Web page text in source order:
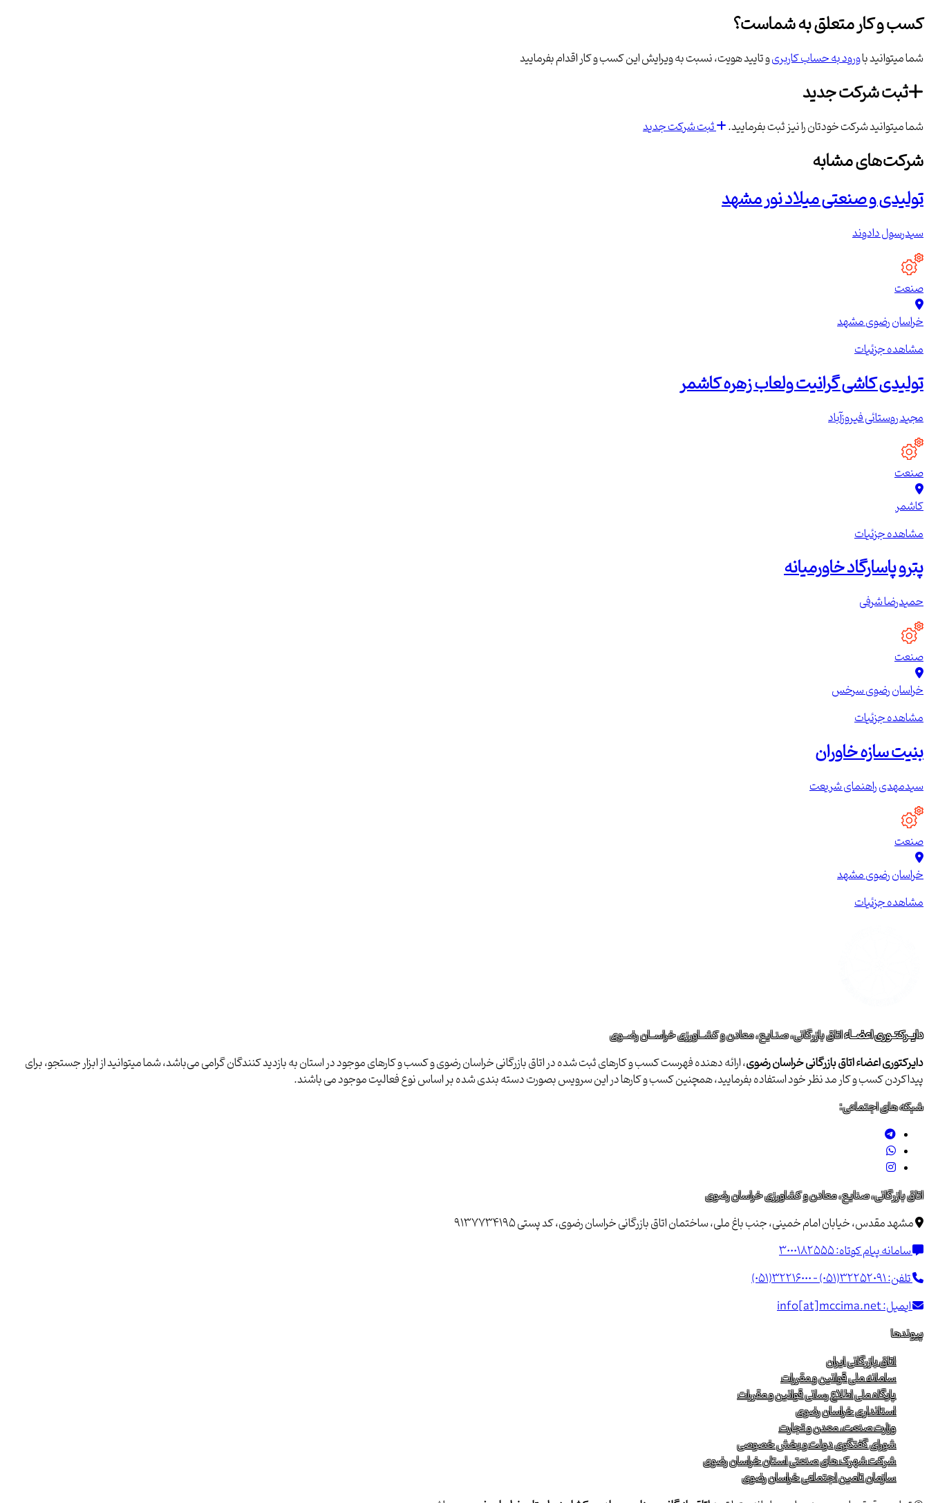
کسب و کار متعلق به شماست؟
شما میتوانید باورود به حساب کاربریو تایید هویت، نسبت به ویرایش این کسب و کار اقدام بفرمایید
ثبت شرکت جدید
شما میتوانید شرکت خودتان را نیز ثبت بفرمایید. ثبت شرکت جدید
شرکت‌های مشابه
تولیدی و صنعتی میلاد نور مشهد
سیدرسول دادوند
صنعت
خراسان رضویمشهد
مشاهده جزئیات
تولیدی کاشی گرانیت ولعاب زهره کاشمر
مجید روستائی فیروزآباد
صنعت
کاشمر
مشاهده جزئیات
پترو پاسارگاد خاورمیانه
حمیدرضا شرفی
صنعت
خراسان رضویسرخس
مشاهده جزئیات
بنیت سازه خاوران
سیدمهدی راهنمای شریعت
صنعت
خراسان رضویمشهد
مشاهده جزئیات
دایــرکتــوری اعضــاءاتاق بازرگانی، صنـایع، معادن و کشــاورزی خراســان رضــوی
دایرکتوری اعضاء اتاق بازرگانی خراسان رضوی، ارائه دهنده فهرست کسب و کارهای ثبت شده در اتاق بازرگانی خراسان رضوی و کسب و کارهای موجود در استان به بازدید کنندگان گرامی می‌باشد، شما میتوانید از ابزار جستجو، برای
پیداکردن کسب و کار مد نظر خود استفاده بفرمایید، همچنین کسب و کارها در این سرویس بصورت دسته بندی شده بر اساس نوع فعالیت موجود می باشند.
شبکه های اجتماعی:
اتاق بازرگانی، صنایع، معادن و کشاورزی خراسان رضوی
مشهد مقدس، خیابان امام خمینی، جنب باغ ملی، ساختمان اتاق بازرگانی خراسان رضوی، کد پستی 9137734195
سامانه پیام کوتاه:3000182555
تلفن:(051)32216000 - (051)32252091
ایمیل:info[at]mccima.net
پیوندها
اتاق بازرگانی ایران
سامانه ملی قوانین و مقررات
پایگاه ملی اطلاع رسانی قوانین و مقررات
استانداری خراسان رضوی
وزارت صنعت، معدن و تجارت
شورای گفتگوی دولت و بخش خصوصی
شرکت شهرک های صنعتی استان خراسان رضوی
سازمان تامین اجتماعی خراسان رضوی